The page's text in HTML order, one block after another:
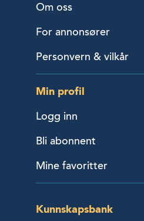
Om oss
For annonsører
Personvern & vilkår
Min profil
Logg inn
Bli abonnent
Mine favoritter
Kunnskapsbank